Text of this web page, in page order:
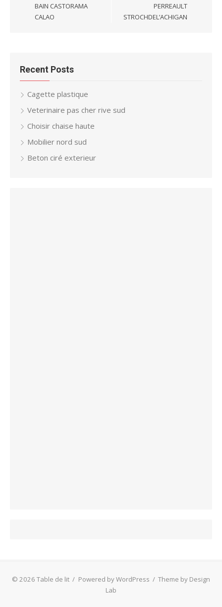
BAIN CASTORAMA
CALAO
PERREAULT
STROCHDEL’ACHIGAN
Recent Posts
Cagette plastique
Veterinaire pas cher rive sud
Choisir chaise haute
Mobilier nord sud
Beton ciré exterieur
© 2026 Table de lit / Powered by WordPress / Theme by Design
Lab